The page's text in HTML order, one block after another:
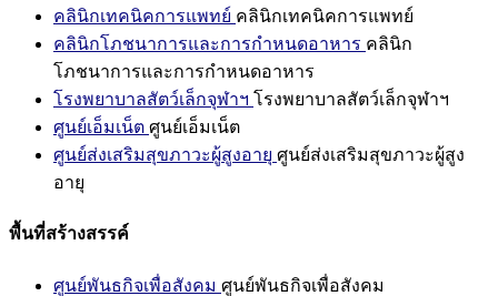
คลินิกเทคนิคการแพทย์ คลินิกเทคนิคการแพทย์
คลินิกโภชนาการและการกำหนดอาหาร คลินิก
โภชนาการและการกำหนดอาหาร
โรงพยาบาลสัตว์เล็กจุฬาฯ โรงพยาบาลสัตว์เล็กจุฬาฯ
ศูนย์เอ็มเน็ต ศูนย์เอ็มเน็ต
ศูนย์ส่งเสริมสุขภาวะผู้สูงอายุ ศูนย์ส่งเสริมสุขภาวะผู้สูง
อายุ
พื้นที่สร้างสรรค์
ศูนย์พันธกิจเพื่อสังคม ศูนย์พันธกิจเพื่อสังคม